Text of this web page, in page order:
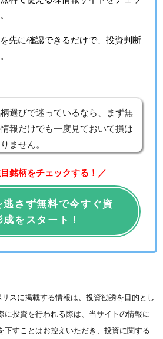
先に確認できるだけで、投資判断
選びで迷っているなら、まず無
報だけでも一度見ておいて損は
ません。
銘柄をチェックする！／
さず無料で今すぐ資
成をスタート！
スに掲載する情報は、投資勧誘を目的とし
に投資を行われる際は、当サイトの情報に
下すことはお控えいただき、投資に関する